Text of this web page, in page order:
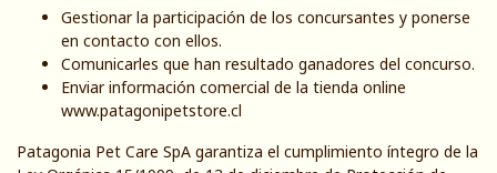
Gestionar la participación de los concursantes y ponerse
en contacto con ellos.
Comunicarles que han resultado ganadores del concurso.
Enviar información comercial de la tienda online
www.patagonipetstore.cl
Patagonia Pet Care SpA garantiza el cumplimiento íntegro de la